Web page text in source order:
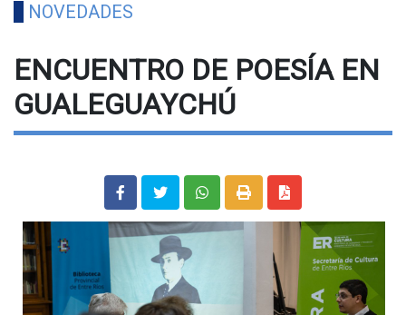
NOVEDADES
ENCUENTRO DE POESÍA EN
GUALEGUAYCHÚ